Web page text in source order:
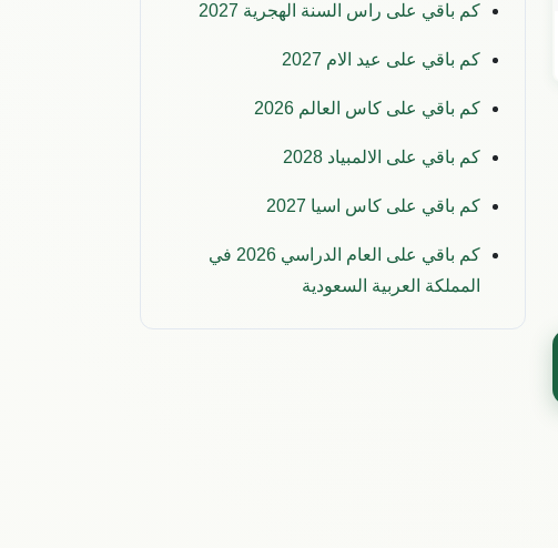
كم باقي على راس السنة الهجرية 2027
كم باقي على عيد الام 2027
كم باقي على كاس العالم 2026
كم باقي على الالمبياد 2028
كم باقي على كاس اسيا 2027
كم باقي على العام الدراسي 2026 في
المملكة العربية السعودية